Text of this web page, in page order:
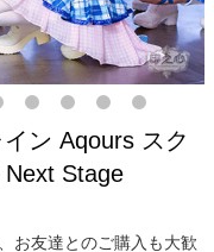
ン Aqours スク
Stage
お友達とのご購入も大歓